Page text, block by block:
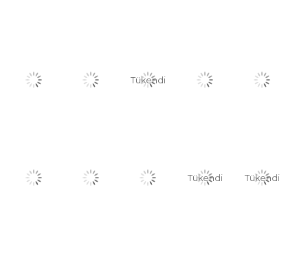
Tükendi
Tükendi Tükendi